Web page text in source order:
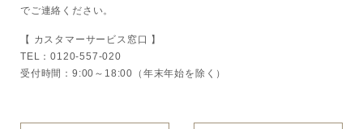
はじめての方へ
でご連絡ください。
【 カスタマーサービス窓口 】
TEL：0120-557-020
受付時間：9:00～18:00（年末年始を除く）